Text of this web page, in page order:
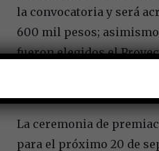
la convocatoria y será
600 mil pesos;
fueron elegidos el
La ceremonia de
para el próximo 20 de